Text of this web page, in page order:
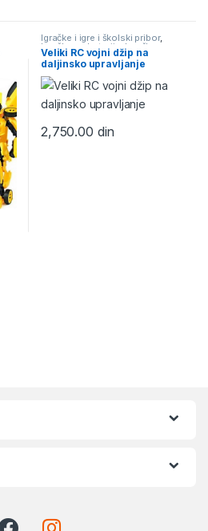
Igračke i igre i školski pribor,
Igračke na baterije,Igračke na
daljinski,Plastične igračke
Veliki RC vojni džip na
daljinsko upravljanje
2,750.00 din